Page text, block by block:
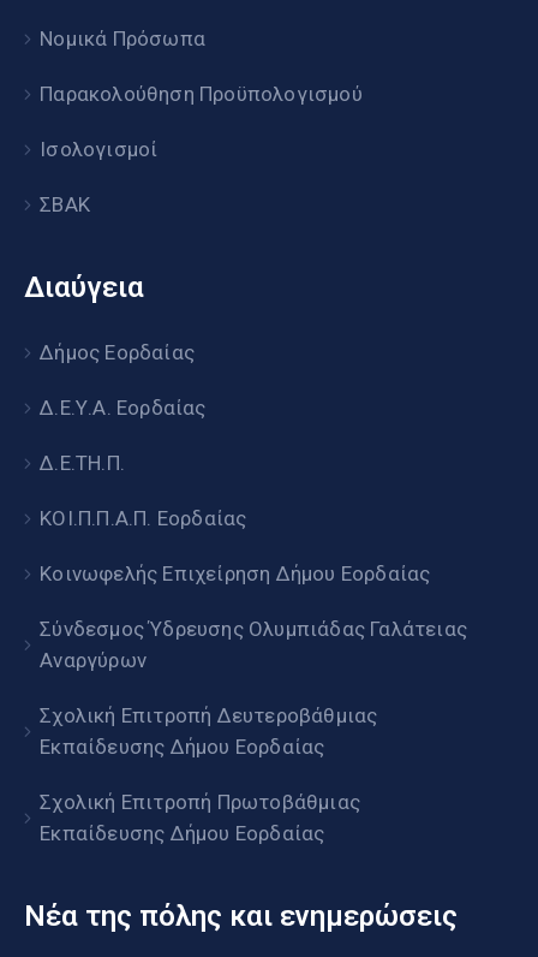
Νομικά Πρόσωπα
Παρακολούθηση Προϋπολογισμού
Ισολογισμοί
ΣΒΑΚ
Διαύγεια
Δήμος Εορδαίας
Δ.Ε.Υ.Α. Εορδαίας
Δ.Ε.ΤΗ.Π.
ΚΟΙ.Π.Π.Α.Π. Εορδαίας
Κοινωφελής Επιχείρηση Δήμου Εορδαίας
Σύνδεσμος Ύδρευσης Ολυμπιάδας Γαλάτειας
Αναργύρων
Σχολική Επιτροπή Δευτεροβάθμιας
Εκπαίδευσης Δήμου Εορδαίας
Σχολική Επιτροπή Πρωτοβάθμιας
Εκπαίδευσης Δήμου Εορδαίας
Νέα της πόλης και ενημερώσεις